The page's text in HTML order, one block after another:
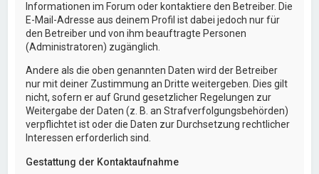
Informationen im Forum oder kontaktiere den Betreiber. Die
E-Mail-Adresse aus deinem Profil ist dabei jedoch nur für
den Betreiber und von ihm beauftragte Personen
(Administratoren) zugänglich.
Andere als die oben genannten Daten wird der Betreiber
nur mit deiner Zustimmung an Dritte weitergeben. Dies gilt
nicht, sofern er auf Grund gesetzlicher Regelungen zur
Weitergabe der Daten (z. B. an Strafverfolgungsbehörden)
verpflichtet ist oder die Daten zur Durchsetzung rechtlicher
Interessen erforderlich sind.
Gestattung der Kontaktaufnahme